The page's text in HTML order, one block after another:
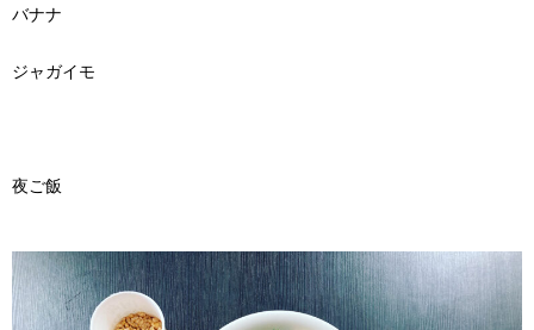
バナナ
ジャガイモ
夜ご飯